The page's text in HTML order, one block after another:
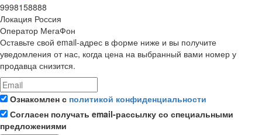
9998158888
Локация Россия
Оператор МегаФон
Оставьте свой email-адрес в форме ниже и вы получите
уведомления от нас, когда цена на выбранный вами номер у
продавца снизится.
Ознакомлен с политикой конфиденциальности
Согласен получать email-рассылку со специальными
предложениями